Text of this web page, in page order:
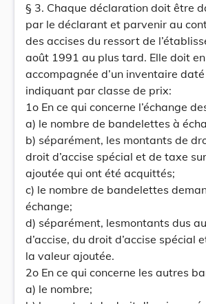
§ 3. Chaque déclaration doit être
par le déclarant et parvenir au
des accises du ressort de
août 1991 au plus tard. Elle doit
accompagnée d’un inventaire
indiquant par classe de prix:
1o En ce qui concerne l’échange
a) le nombre de bandelettes à
b) séparément, les montants de
droit d’accise spécial et de taxe
ajoutée qui ont été acquittés;
c) le nombre de bandelettes
échange;
d) séparément, lesmontants dus
d’accise, du droit d’accise spécial
la valeur ajoutée.
2o En ce qui concerne les autres
a) le nombre;